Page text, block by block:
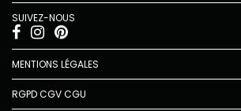
SUIVEZ-NOUS
MENTIONS LÉGALES
RGPDCGVCGU